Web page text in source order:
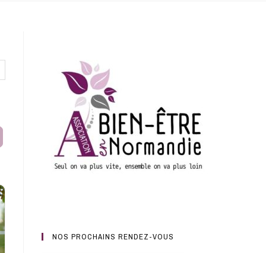
NOS PROCHAINS RENDEZ-VOUS